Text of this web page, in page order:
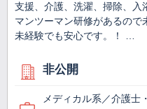
支援、介護、洗濯、掃除、入
マンツーマン研修があるの
未経験でも安心です。！ …
非公開
メディカル系／介護士